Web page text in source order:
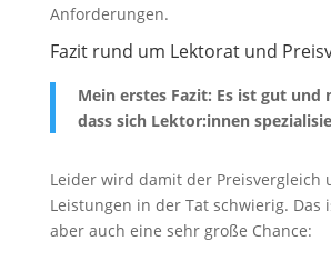
Anforderungen.
Fazit rund um Lektorat und
Mein erstes Fazit: Es ist gut und
dass sich Lektor:innen
Leider wird damit der Preisvergleich
Leistungen in der Tat schwierig. Das
aber auch eine sehr große Chance: